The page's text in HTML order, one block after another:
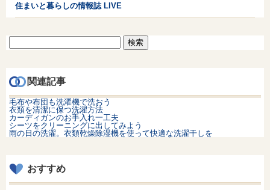
住まいと暮らしの情報誌 LIVE
関連記事
毛布や布団も洗濯機で洗おう
衣類を清潔に保つ洗濯方法
カーディガンのお手入れ一工夫
シーツをクリーニングに出してみよう
雨の日の洗濯。衣類乾燥除湿機を使って快適な洗濯干しを
おすすめ